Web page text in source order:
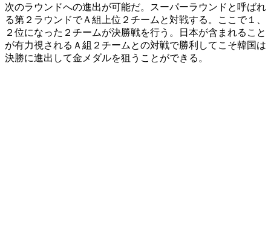
次のラウンドへの進出が可能だ。スーパーラウンドと呼ばれ
る第２ラウンドでＡ組上位２チームと対戦する。ここで１、
２位になった２チームが決勝戦を行う。日本が含まれること
が有力視されるＡ組２チームとの対戦で勝利してこそ韓国は
決勝に進出して金メダルを狙うことができる。